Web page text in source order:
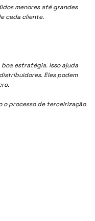
menores até grandes
cada cliente.
estratégia. Isso ajuda
Eles podem
o processo de terceirização